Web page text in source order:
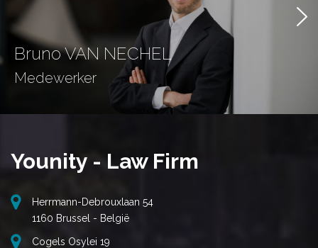
Bruno VAN NECHEL
Medewerker
Younity - Law Firm
Herrmann-Debrouxlaan 54
1160 Brussel - België
Cogels Osylei 19